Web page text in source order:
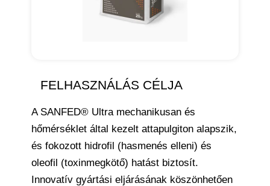
FELHASZNÁLÁS CÉLJA
A SANFED® Ultra mechanikusan és
hőmérséklet által kezelt attapulgiton alapszik,
és fokozott hidrofil (hasmenés elleni) és
oleofil (toxinmegkötő) hatást biztosít.
Innovatív gyártási eljárásának köszönhetően